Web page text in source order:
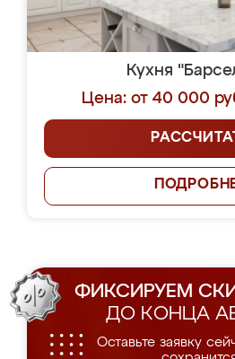
Кухня
Цена: от 40 000
ФИКСИРУЕМ
ДО КОНЦА
Оставьте заявку